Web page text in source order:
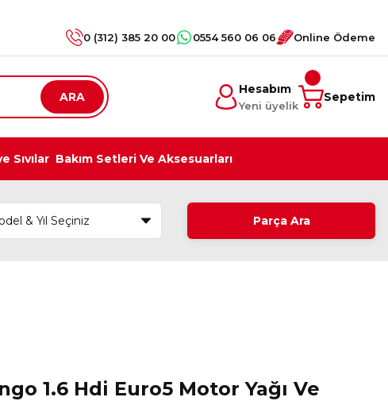
0 (312) 385 20 00 0554 560 06 06 Online Ödeme
ARA
Hesabım
Yeni üyelik
Sepetim
Sıvılar Bakım Setleri Ve Aksesuarları
Parça Ara
1.6 Hdi Euro5 Motor Yağı Ve